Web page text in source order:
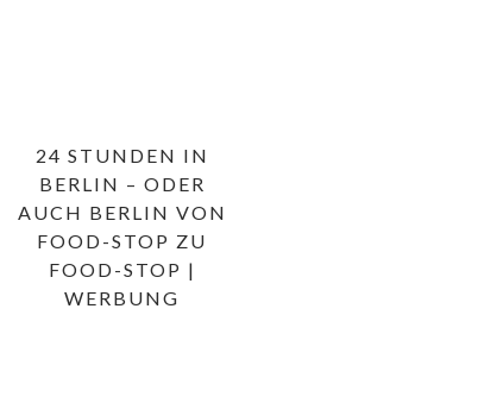
24 STUNDEN IN
BERLIN – ODER
AUCH BERLIN VON
FOOD-STOP ZU
FOOD-STOP |
WERBUNG